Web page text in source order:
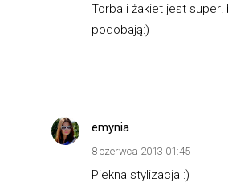
Torba i żakiet jest super!
podobają:)
emynia
8 czerwca 2013 01:45
Piekna stylizacja :)